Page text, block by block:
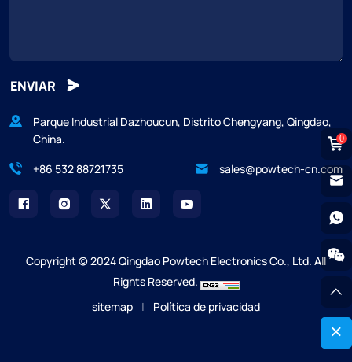
ENVIAR
Parque Industrial Dazhoucun, Distrito Chengyang, Qingdao,
China.
+86 532 88721735
sales@powtech-cn.com
Copyright © 2024 Qingdao Powtech Electronics Co., Ltd. All
Rights Reserved.
sitemap | Política de privacidad
0